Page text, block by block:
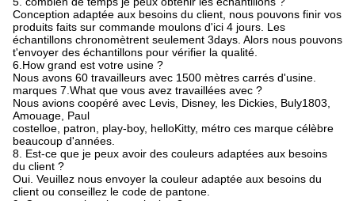
Conception adaptée aux besoins du client, nous pouvons finir vos
produits faits sur commande moulons d'ici 4 jours. Les
échantillons chronomètrent seulement 3days. Alors nous pouvons
t'envoyer des échantillons pour vérifier la qualité.
6.How grand est votre usine ?
Nous avons 60 travailleurs avec 1500 mètres carrés d'usine.
marques 7.What que vous avez travaillées avec ?
Nous avions coopéré avec Levis, Disney, les Dickies, Buly1803,
Amouage, Paul
costelloe, patron, play-boy, helloKitty, métro ces marque célèbre
beaucoup d'années.
8. Est-ce que je peux avoir des couleurs adaptées aux besoins
du client ?
Oui. Veuillez nous envoyer la couleur adaptée aux besoins du
client ou conseillez le code de pantone.